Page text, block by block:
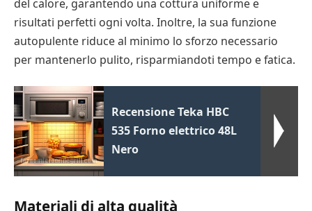
del calore, garantendo una cottura uniforme e
risultati perfetti ogni volta. Inoltre, la sua funzione
autopulente riduce al minimo lo sforzo necessario
per mantenerlo pulito, risparmiandoti tempo e fatica.
Recensione Teka HBC
535 Forno elettrico 48L
Nero
Materiali di alta qualità